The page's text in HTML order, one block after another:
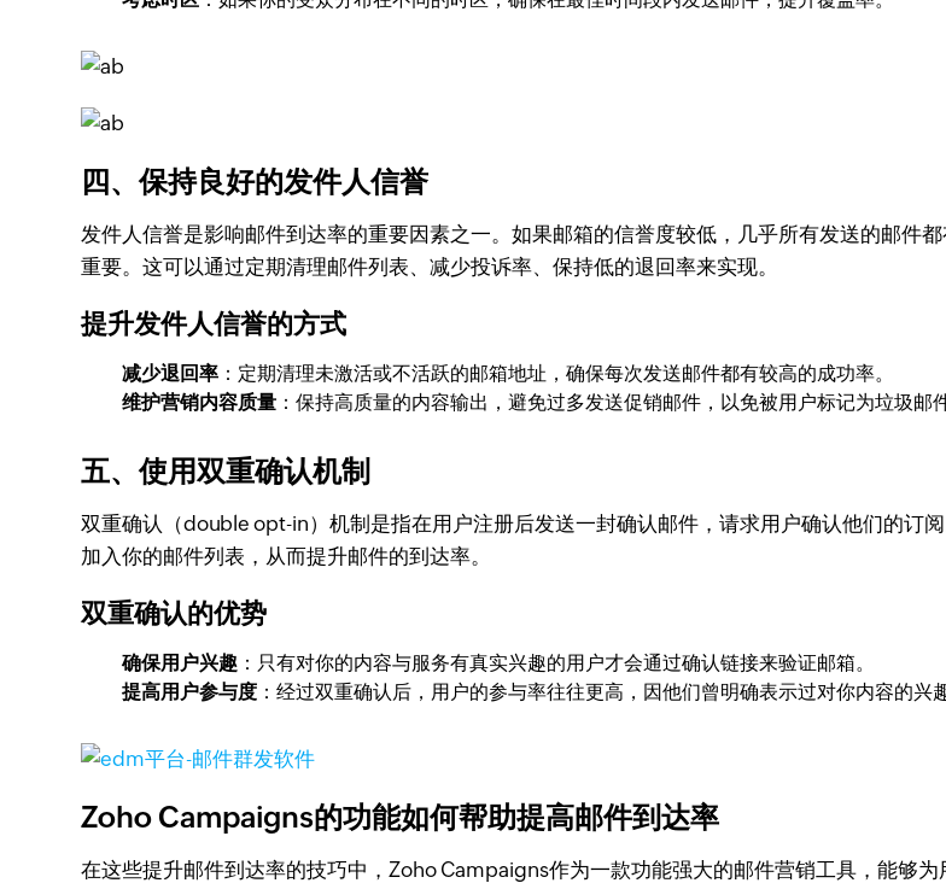
四、保持良好的发件人信誉
发件人信誉是影响邮件到达率的重要因素之一。如果邮箱的信誉度较低，几乎所有发送的邮件
重要。这可以通过定期清理邮件列表、减少投诉率、保持低的退回率来实现。
提升发件人信誉的方式
减少退回率 ：定期清理未激活或不活跃的邮箱地址，确保每次发送邮件都有较高的成功率。
维护营销内容质量 ：保持高质量的内容输出，避免过多发送促销邮件，以免被用户标记为垃圾邮件
五、使用双重确认机制
双重确认（double opt-in）机制是指在用户注册后发送一封确认邮件，请求用户确认他们的订
加入你的邮件列表，从而提升邮件的到达率。
双重确认的优势
确保用户兴趣 ：只有对你的内容与服务有真实兴趣的用户才会通过确认链接来验证邮箱。
提高用户参与度 ：经过双重确认后，用户的参与率往往更高，因他们曾明确表示过对你内容的兴趣
Zoho Campaigns的功能如何帮助提高邮件到达率
在这些提升邮件到达率的技巧中，Zoho Campaigns作为一款功能强大的邮件营销工具，能够